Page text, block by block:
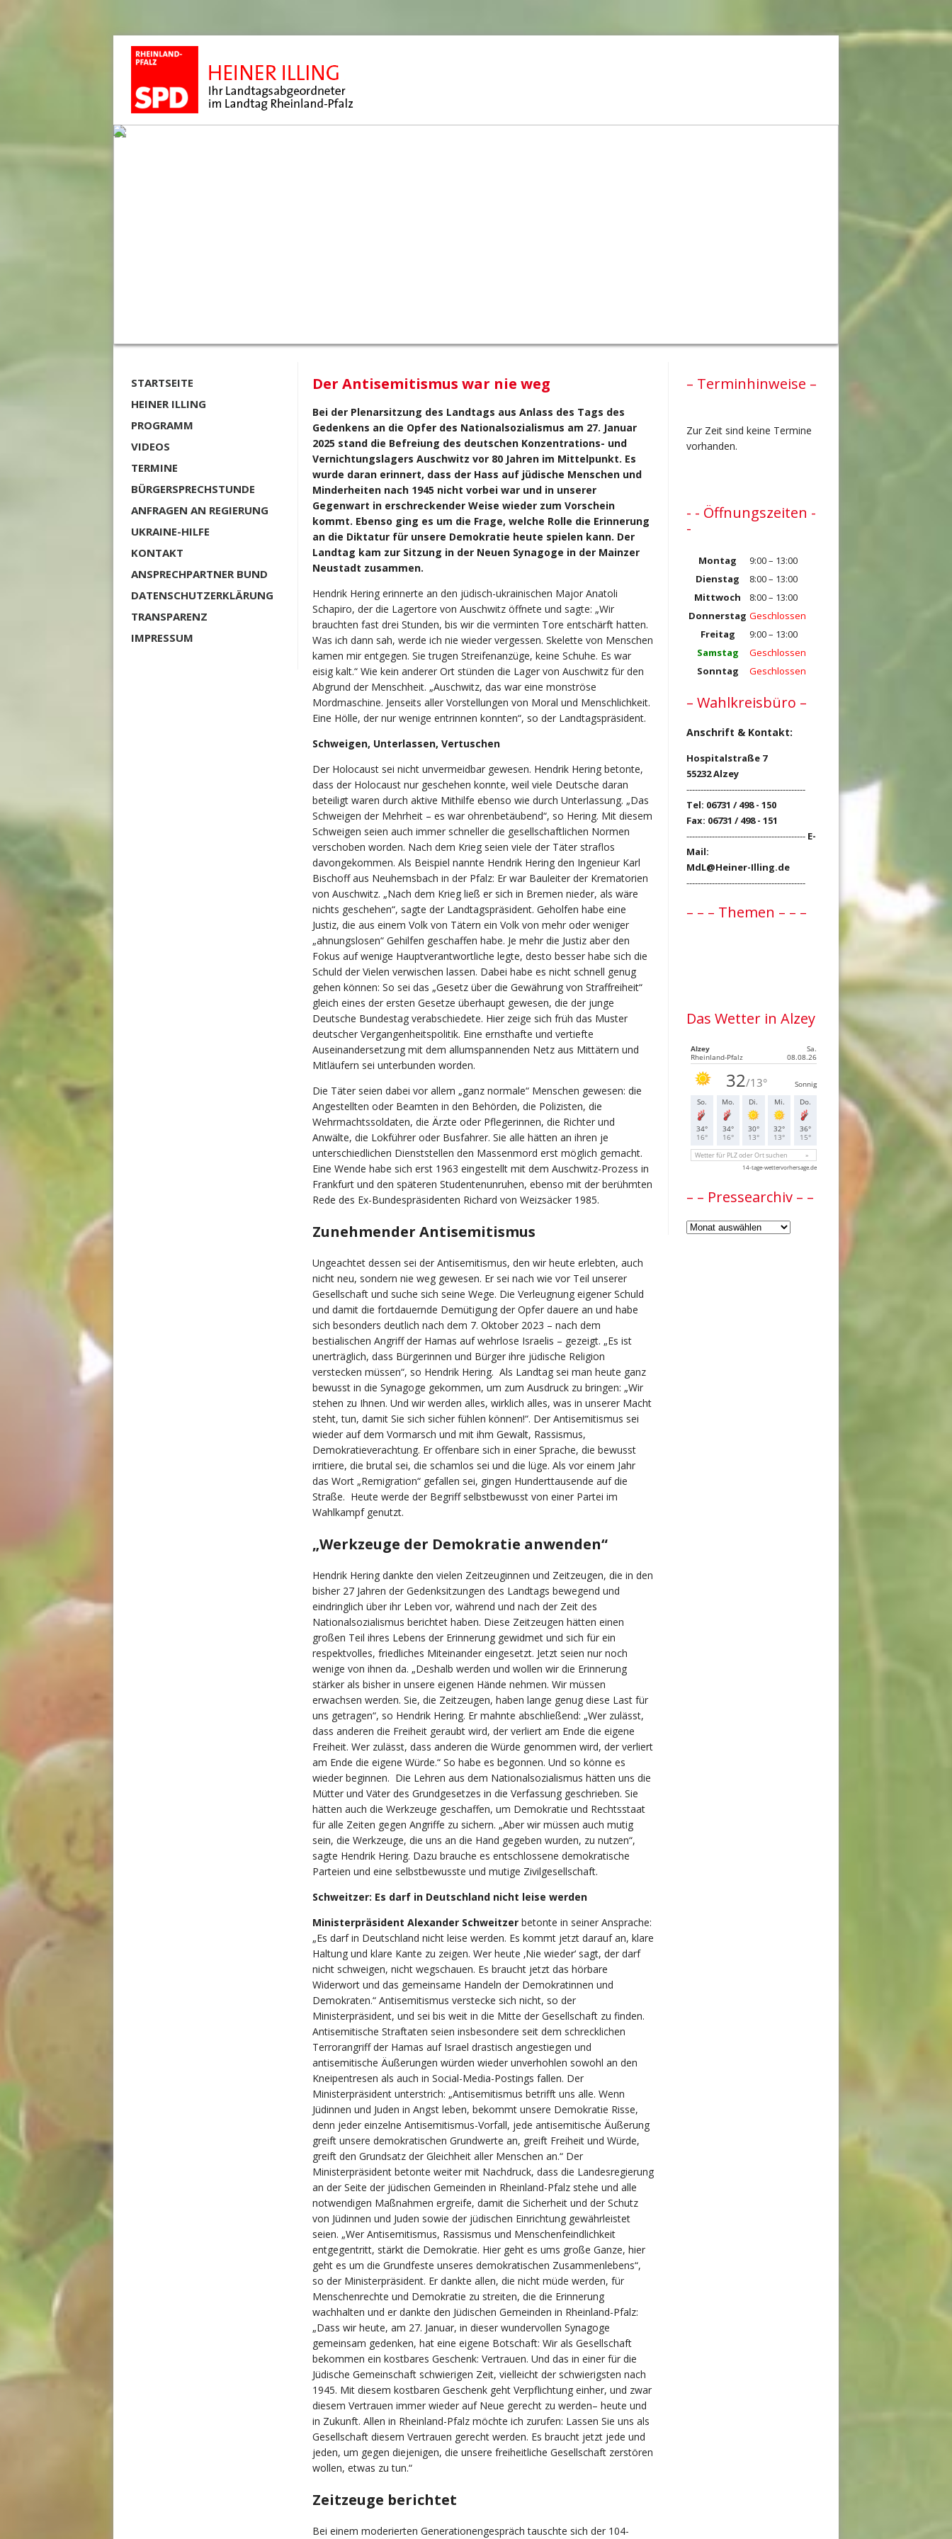
STARTSEITE
HEINER ILLING
PROGRAMM
VIDEOS
TERMINE
BÜRGERSPRECHSTUNDE
ANFRAGEN AN REGIERUNG
UKRAINE-HILFE
KONTAKT
ANSPRECHPARTNER BUND
DATENSCHUTZERKLÄRUNG
TRANSPARENZ
IMPRESSUM
Der Antisemitismus war nie weg
Bei der Plenarsitzung des Landtags aus Anlass des Tags des
Gedenkens an die Opfer des Nationalsozialismus am 27. Januar
2025 stand die Befreiung des deutschen Konzentrations- und
Vernichtungslagers Auschwitz vor 80 Jahren im Mittelpunkt. Es
wurde daran erinnert, dass der Hass auf jüdische Menschen und
Minderheiten nach 1945 nicht vorbei war und in unserer
Gegenwart in erschreckender Weise wieder zum Vorschein
kommt. Ebenso ging es um die Frage, welche Rolle die Erinnerung
an die Diktatur für unsere Demokratie heute spielen kann. Der
Landtag kam zur Sitzung in der Neuen Synagoge in der Mainzer
Neustadt zusammen.
Hendrik Hering erinnerte an den jüdisch-ukrainischen Major Anatoli
Schapiro, der die Lagertore von Auschwitz öffnete und sagte: „Wir
brauchten fast drei Stunden, bis wir die verminten Tore entschärft hatten.
Was ich dann sah, werde ich nie wieder vergessen. Skelette von Menschen
kamen mir entgegen. Sie trugen Streifenanzüge, keine Schuhe. Es war
eisig kalt.“ Wie kein anderer Ort stünden die Lager von Auschwitz für den
Abgrund der Menschheit. „Auschwitz, das war eine monströse
Mordmaschine. Jenseits aller Vorstellungen von Moral und Menschlichkeit.
Eine Hölle, der nur wenige entrinnen konnten“, so der Landtagspräsident.
Schweigen, Unterlassen, Vertuschen
Der Holocaust sei nicht unvermeidbar gewesen. Hendrik Hering betonte,
dass der Holocaust nur geschehen konnte, weil viele Deutsche daran
beteiligt waren durch aktive Mithilfe ebenso wie durch Unterlassung. „Das
Schweigen der Mehrheit – es war ohrenbetäubend“, so Hering. Mit diesem
Schweigen seien auch immer schneller die gesellschaftlichen Normen
verschoben worden. Nach dem Krieg seien viele der Täter straflos
davongekommen. Als Beispiel nannte Hendrik Hering den Ingenieur Karl
Bischoff aus Neuhemsbach in der Pfalz: Er war Bauleiter der Krematorien
von Auschwitz. „Nach dem Krieg ließ er sich in Bremen nieder, als wäre
nichts geschehen“, sagte der Landtagspräsident. Geholfen habe eine
Justiz, die aus einem Volk von Tätern ein Volk von mehr oder weniger
„ahnungslosen“ Gehilfen geschaffen habe. Je mehr die Justiz aber den
Fokus auf wenige Hauptverantwortliche legte, desto besser habe sich die
Schuld der Vielen verwischen lassen. Dabei habe es nicht schnell genug
gehen können: So sei das „Gesetz über die Gewährung von Straffreiheit“
gleich eines der ersten Gesetze überhaupt gewesen, die der junge
Deutsche Bundestag verabschiedete. Hier zeige sich früh das Muster
deutscher Vergangenheitspolitik. Eine ernsthafte und vertiefte
Auseinandersetzung mit dem allumspannenden Netz aus Mittätern und
Mitläufern sei unterbunden worden.
Die Täter seien dabei vor allem „ganz normale“ Menschen gewesen: die
Angestellten oder Beamten in den Behörden, die Polizisten, die
Wehrmachtssoldaten, die Ärzte oder Pflegerinnen, die Richter und
Anwälte, die Lokführer oder Busfahrer. Sie alle hätten an ihren je
unterschiedlichen Dienststellen den Massenmord erst möglich gemacht.
Eine Wende habe sich erst 1963 eingestellt mit dem Auschwitz-Prozess in
Frankfurt und den späteren Studentenunruhen, ebenso mit der berühmten
Rede des Ex-Bundespräsidenten Richard von Weizsäcker 1985.
Zunehmender Antisemitismus
Ungeachtet dessen sei der Antisemitismus, den wir heute erlebten, auch
nicht neu, sondern nie weg gewesen. Er sei nach wie vor Teil unserer
Gesellschaft und suche sich seine Wege. Die Verleugnung eigener Schuld
und damit die fortdauernde Demütigung der Opfer dauere an und habe
sich besonders deutlich nach dem 7. Oktober 2023 – nach dem
bestialischen Angriff der Hamas auf wehrlose Israelis – gezeigt. „Es ist
unerträglich, dass Bürgerinnen und Bürger ihre jüdische Religion
verstecken müssen“, so Hendrik Hering. Als Landtag sei man heute ganz
bewusst in die Synagoge gekommen, um zum Ausdruck zu bringen: „Wir
stehen zu Ihnen. Und wir werden alles, wirklich alles, was in unserer Macht
steht, tun, damit Sie sich sicher fühlen können!“. Der Antisemitismus sei
wieder auf dem Vormarsch und mit ihm Gewalt, Rassismus,
Demokratieverachtung. Er offenbare sich in einer Sprache, die bewusst
irritiere, die brutal sei, die schamlos sei und die lüge. Als vor einem Jahr
das Wort „Remigration“ gefallen sei, gingen Hunderttausende auf die
Straße. Heute werde der Begriff selbstbewusst von einer Partei im
Wahlkampf genutzt.
„Werkzeuge der Demokratie anwenden“
Hendrik Hering dankte den vielen Zeitzeuginnen und Zeitzeugen, die in den
bisher 27 Jahren der Gedenksitzungen des Landtags bewegend und
eindringlich über ihr Leben vor, während und nach der Zeit des
Nationalsozialismus berichtet haben. Diese Zeitzeugen hätten einen
großen Teil ihres Lebens der Erinnerung gewidmet und sich für ein
respektvolles, friedliches Miteinander eingesetzt. Jetzt seien nur noch
wenige von ihnen da. „Deshalb werden und wollen wir die Erinnerung
stärker als bisher in unsere eigenen Hände nehmen. Wir müssen
erwachsen werden. Sie, die Zeitzeugen, haben lange genug diese Last für
uns getragen“, so Hendrik Hering. Er mahnte abschließend: „Wer zulässt,
dass anderen die Freiheit geraubt wird, der verliert am Ende die eigene
Freiheit. Wer zulässt, dass anderen die Würde genommen wird, der verliert
am Ende die eigene Würde.“ So habe es begonnen. Und so könne es
wieder beginnen. Die Lehren aus dem Nationalsozialismus hätten uns die
Mütter und Väter des Grundgesetzes in die Verfassung geschrieben. Sie
hätten auch die Werkzeuge geschaffen, um Demokratie und Rechtsstaat
für alle Zeiten gegen Angriffe zu sichern. „Aber wir müssen auch mutig
sein, die Werkzeuge, die uns an die Hand gegeben wurden, zu nutzen“,
sagte Hendrik Hering. Dazu brauche es entschlossene demokratische
Parteien und eine selbstbewusste und mutige Zivilgesellschaft.
Schweitzer: Es darf in Deutschland nicht leise werden
Ministerpräsident Alexander Schweitzer betonte in seiner Ansprache:
„Es darf in Deutschland nicht leise werden. Es kommt jetzt darauf an, klare
Haltung und klare Kante zu zeigen. Wer heute ‚Nie wieder‘ sagt, der darf
nicht schweigen, nicht wegschauen. Es braucht jetzt das hörbare
Widerwort und das gemeinsame Handeln der Demokratinnen und
Demokraten.“ Antisemitismus verstecke sich nicht, so der
Ministerpräsident, und sei bis weit in die Mitte der Gesellschaft zu finden.
Antisemitische Straftaten seien insbesondere seit dem schrecklichen
Terrorangriff der Hamas auf Israel drastisch angestiegen und
antisemitische Äußerungen würden wieder unverhohlen sowohl an den
Kneipentresen als auch in Social-Media-Postings fallen. Der
Ministerpräsident unterstrich: „Antisemitismus betrifft uns alle. Wenn
Jüdinnen und Juden in Angst leben, bekommt unsere Demokratie Risse,
denn jeder einzelne Antisemitismus-Vorfall, jede antisemitische Äußerung
greift unsere demokratischen Grundwerte an, greift Freiheit und Würde,
greift den Grundsatz der Gleichheit aller Menschen an.“ Der
Ministerpräsident betonte weiter mit Nachdruck, dass die Landesregierung
an der Seite der jüdischen Gemeinden in Rheinland-Pfalz stehe und alle
notwendigen Maßnahmen ergreife, damit die Sicherheit und der Schutz
von Jüdinnen und Juden sowie der jüdischen Einrichtung gewährleistet
seien. „Wer Antisemitismus, Rassismus und Menschenfeindlichkeit
entgegentritt, stärkt die Demokratie. Hier geht es ums große Ganze, hier
geht es um die Grundfeste unseres demokratischen Zusammenlebens“,
so der Ministerpräsident. Er dankte allen, die nicht müde werden, für
Menschenrechte und Demokratie zu streiten, die die Erinnerung
wachhalten und er dankte den Jüdischen Gemeinden in Rheinland-Pfalz:
„Dass wir heute, am 27. Januar, in dieser wundervollen Synagoge
gemeinsam gedenken, hat eine eigene Botschaft: Wir als Gesellschaft
bekommen ein kostbares Geschenk: Vertrauen. Und das in einer für die
Jüdische Gemeinschaft schwierigen Zeit, vielleicht der schwierigsten nach
1945. Mit diesem kostbaren Geschenk geht Verpflichtung einher, und zwar
diesem Vertrauen immer wieder auf Neue gerecht zu werden– heute und
in Zukunft. Allen in Rheinland-Pfalz möchte ich zurufen: Lassen Sie uns als
Gesellschaft diesem Vertrauen gerecht werden. Es braucht jetzt jede und
jeden, um gegen diejenigen, die unsere freiheitliche Gesellschaft zerstören
wollen, etwas zu tun.“
Zeitzeuge berichtet
Bei einem moderierten Generationengespräch tauschte sich der 104-
– Terminhinweise –
Zur Zeit sind keine Termine
vorhanden.
- - Öffnungszeiten -
-
Montag
9:00 – 13:00
Dienstag
8:00 – 13:00
Mittwoch
8:00 – 13:00
Donnerstag Geschlossen
Freitag
9:00 – 13:00
Samstag
Geschlossen
Sonntag
Geschlossen
– Wahlkreisbüro –
Anschrift & Kontakt:
Hospitalstraße 7
55232 Alzey
------------------------------------------
Tel: 06731 / 498 - 150
Fax: 06731 / 498 - 151
------------------------------------------ E-
Mail:
MdL@Heiner-Illing.de
------------------------------------------
– – – Themen – – –
Das Wetter in Alzey
– – Pressearchiv – –